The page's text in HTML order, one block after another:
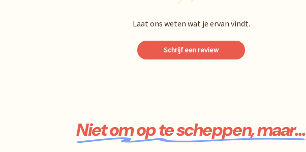
Laat ons weten wat je ervan vindt.
Schrijf een review
Niet om op te scheppen, maar...